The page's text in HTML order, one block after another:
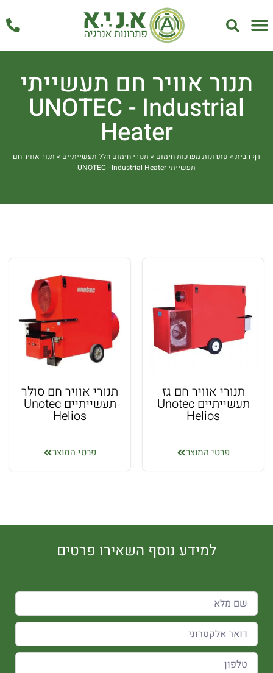
תנור אוויר חם תעשייתי
UNOTEC - Industrial
Heater
דף הבית » פתרונות מערכות חימום » תנורי חימום חלל תעשייתיים » תנור אוויר חם
תעשייתי UNOTEC - Industrial Heater
תנורי אוויר חם גז
תעשייתיים Unotec
Helios
פרטי המוצר
תנורי אוויר חם סולר
תעשייתיים Unotec
Helios
פרטי המוצר
למידע נוסף השאירו פרטים